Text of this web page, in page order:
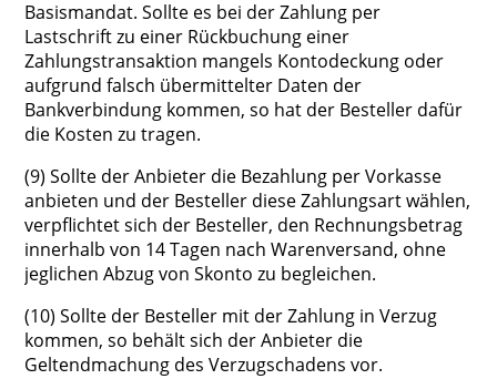
Basismandat. Sollte es bei der Zahlung per
Lastschrift zu einer Rückbuchung einer
Zahlungstransaktion mangels Kontodeckung oder
aufgrund falsch übermittelter Daten der
Bankverbindung kommen, so hat der Besteller dafür
die Kosten zu tragen.
(9) Sollte der Anbieter die Bezahlung per Vorkasse
anbieten und der Besteller diese Zahlungsart wählen,
verpflichtet sich der Besteller, den Rechnungsbetrag
innerhalb von 14 Tagen nach Warenversand, ohne
jeglichen Abzug von Skonto zu begleichen.
(10) Sollte der Besteller mit der Zahlung in Verzug
kommen, so behält sich der Anbieter die
Geltendmachung des Verzugschadens vor.